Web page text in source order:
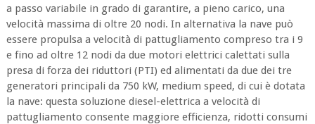
a passo variabile in grado di garantire, a pieno carico, una
velocità massima di oltre 20 nodi. In alternativa la nave può
essere propulsa a velocità di pattugliamento compreso tra i 9
e fino ad oltre 12 nodi da due motori elettrici calettati sulla
presa di forza dei riduttori (PTI) ed alimentati da due dei tre
generatori principali da 750 kW, medium speed, di cui è dotata
la nave: questa soluzione diesel-elettrica a velocità di
pattugliamento consente maggiore efficienza, ridotti consumi